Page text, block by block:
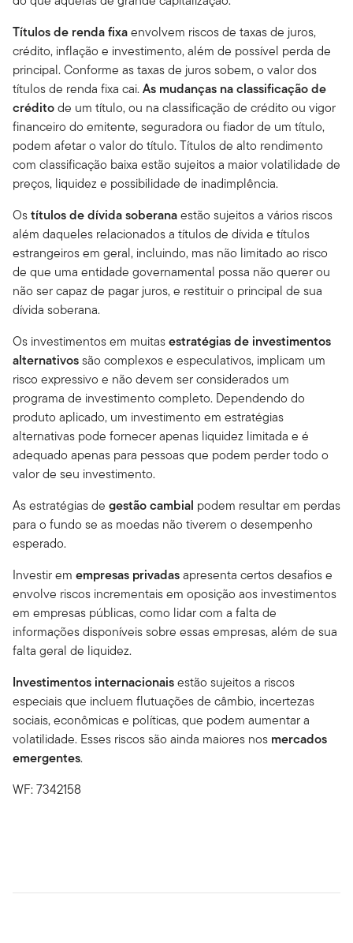
Títulos de renda fixaenvolvem riscos de taxas de juros,
crédito, inflação e investimento, além de possível perda de
principal. Conforme as taxas de juros sobem, o valor dos
títulos de renda fixa cai.As mudanças na classificação de
créditode um título, ou na classificação de crédito ou vigor
financeiro do emitente, seguradora ou fiador de um título,
podem afetar o valor do título. Títulos de alto rendimento
com classificação baixa estão sujeitos a maior volatilidade de
preços, liquidez e possibilidade de inadimplência.
Ostítulos de dívida soberanaestão sujeitos a vários riscos
além daqueles relacionados a títulos de dívida e títulos
estrangeiros em geral, incluindo, mas não limitado ao risco
de que uma entidade governamental possa não querer ou
não ser capaz de pagar juros, e restituir o principal de sua
dívida soberana.
Os investimentos em muitasestratégias de investimentos
alternativossão complexos e especulativos, implicam um
risco expressivo e não devem ser considerados um
programa de investimento completo. Dependendo do
produto aplicado, um investimento em estratégias
alternativas pode fornecer apenas liquidez limitada e é
adequado apenas para pessoas que podem perder todo o
valor de seu investimento.
As estratégias de gestão cambial podem resultar em perdas
para o fundo se as moedas não tiverem o desempenho
esperado.
Investir em empresas privadasapresenta certos desafios e
envolve riscos incrementais em oposição aos investimentos
em empresas públicas, como lidar com a falta de
informações disponíveis sobre essas empresas, além de sua
falta geral de liquidez.
Investimentos internacionaisestão sujeitos a riscos
especiais que incluem flutuações de câmbio, incertezas
sociais, econômicas e políticas, que podem aumentar a
volatilidade. Esses riscos são ainda maiores nos mercados
emergentes.
WF: 7342158